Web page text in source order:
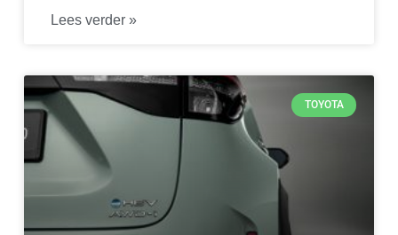
Lees verder »
TOYOTA